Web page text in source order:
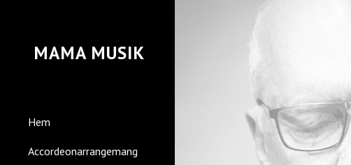
MAMA MUSIK
Hem
Accordeonarrangemang